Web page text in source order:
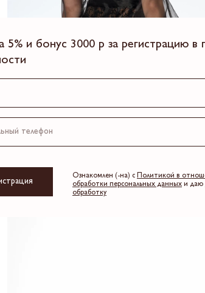
5% и бонус 3000 р за регистрацию в
Ознакомлен (-на) с
Политикой в
обработки персональных данных и даю
обработку